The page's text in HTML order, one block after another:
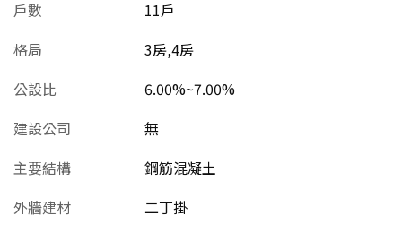
戶數
11戶
格局
3房,4房
公設比
6.00%~7.00%
建設公司
無
主要結構
鋼筋混凝土
外牆建材
二丁掛